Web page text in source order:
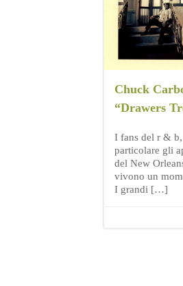
Chuck
“Drawers
I fans del r &
particolare gli
del New
vivono un
I grandi […]